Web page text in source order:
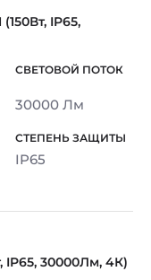
IP65,
30000 Лм
IP65
IP65, 30000Лм, 4К)